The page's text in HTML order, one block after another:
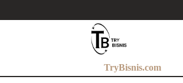
TryBisnis.com